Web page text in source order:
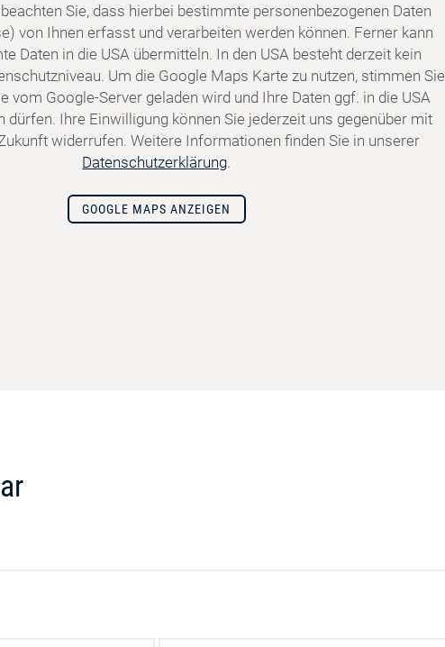
Sie, dass hierbei bestimmte personenbezogenen Daten
von Ihnen erfasst und verarbeiten werden können. Ferner kann
Daten in die USA übermitteln. In den USA besteht derzeit kein
Um die Google Maps Karte zu nutzen, stimmen Sie
vom Google-Server geladen wird und Ihre Daten ggf. in die USA
dürfen. Ihre Einwilligung können Sie jederzeit uns gegenüber mit
widerrufen. Weitere Informationen finden Sie in unserer
Datenschutzerklärung.
GOOGLE MAPS ANZEIGEN